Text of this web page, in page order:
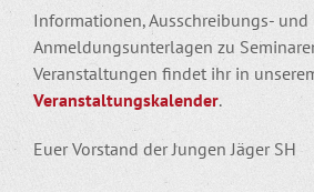
Informationen, Ausschreibungs- und
Anmeldungsunterlagen zu
Veranstaltungen findet ihr in
Veranstaltungskalender.
Euer Vorstand der Jungen Jäger SH